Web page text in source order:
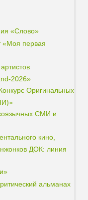
«Слово»
«Моя первая
2026»
Оригинальных
СМИ и
кино,
ДОК: линия
альманах